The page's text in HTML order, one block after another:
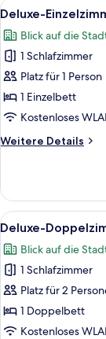
Alle
Fotos
für
Deluxe-
Einzelzimmer,
Stadtblick
anzeigen
7
Deluxe-
Blick auf die
1 Schlafzimmer
Platz für 1 Person
1 Einzelbett
Kostenloses
Weitere Details
Weitere
Einzelzimmer,
Stadtblick
Alle
Fotos
für
Deluxe-
Doppelzimmer,
Stadtblick
anzeigen
7
Deluxe-
Blick auf die
1 Schlafzimmer
Platz für 2
1 Doppelbett
Kostenloses